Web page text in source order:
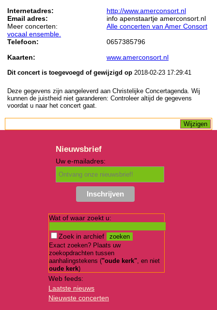
Internetadres:
http://www.amerconsort.nl
Email adres:
info apenstaartje amerconsort.nl
Meer concerten:
Alle concerten van Amer Consort
vocaal ensemble.
Telefoon:
0657385796
Kaarten:
www.amerconsort.nl
Dit concert is toegevoegd of gewijzigd op 2018-02-23 17:29:41
Deze gegevens zijn aangeleverd aan Christelijke Concertagenda. Wij
kunnen de juistheid niet garanderen: Controleer altijd de gegevens
voordat u naar het concert gaat.
Nieuwsbrief
Uw e-mailadres:
Wat of waar zoekt u:
Zoek in archief
Exact zoeken? Plaats uw
zoekopdrachten tussen
aanhalingstekens ("oude kerk", en niet
oude kerk)
Web feeds:
Laatste nieuws
Nieuwste concerten